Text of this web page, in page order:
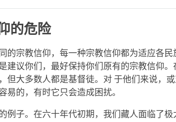
on
的危险
的宗教信仰，每一种宗教信仰都为适应各民
建议你们，最好保持你们原有的宗教信仰
但大多数人都是基督徒。对 于他们来说，或
易的，有时它只会造成困扰。
例子。在六十年代初期，我们藏人面临了极